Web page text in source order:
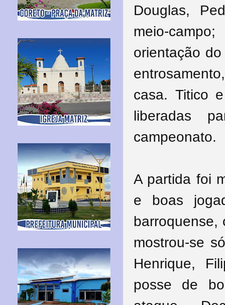
Douglas,
meio-
orientação
casa. Titico
liberadas
campeonato.
A partida foi
e boas
barroquense,
mostrou-se
Henrique,
posse de